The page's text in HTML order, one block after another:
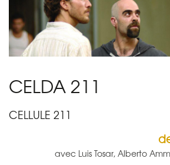
CELDA 211
CELLULE 211
avec Luis Tosar, Alberto